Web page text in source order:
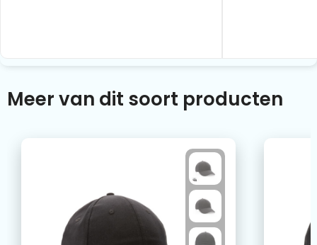
Meer van dit soort producten